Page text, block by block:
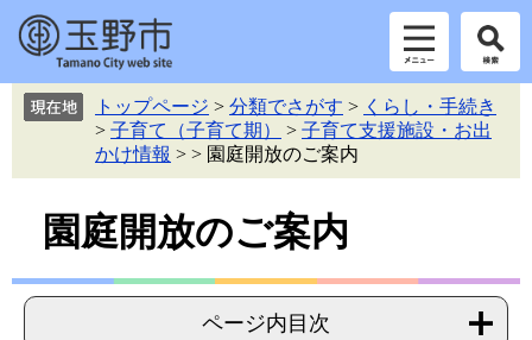
トップページ > 分類でさがす > くらし・手続き
> 子育て（子育て期） > 子育て支援施設・お出
かけ情報 > > 園庭開放のご案内
園庭開放のご案内
ページ内目次